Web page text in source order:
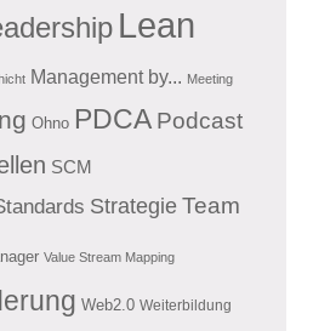
Lean
Management by... Meeting
Ohno PDCA Podcast
SCM
Strategie Team
Value Stream Mapping
Web2.0 Weiterbildung